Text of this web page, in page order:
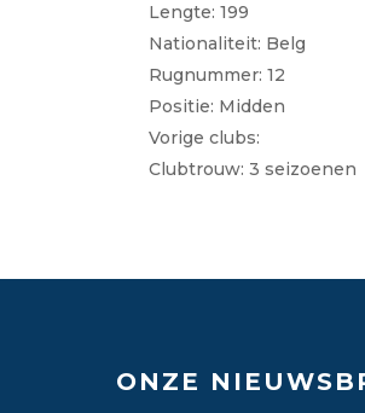
Lengte: 199
Nationaliteit: Belg
Rugnummer: 12
Positie: Midden
Vorige clubs:
Clubtrouw: 3 seizoenen
ONZE